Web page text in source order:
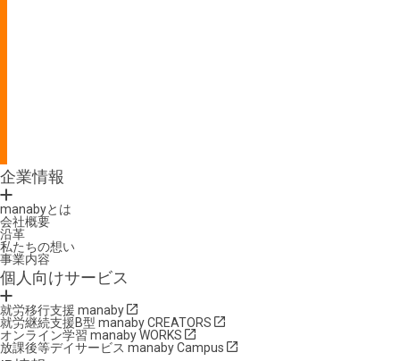
企業情報
manabyとは
会社概要
沿革
私たちの想い
事業内容
個人向けサービス
就労移行支援 manaby
就労継続支援B型 manaby CREATORS
オンライン学習 manaby WORKS
放課後等デイサービス manaby Campus